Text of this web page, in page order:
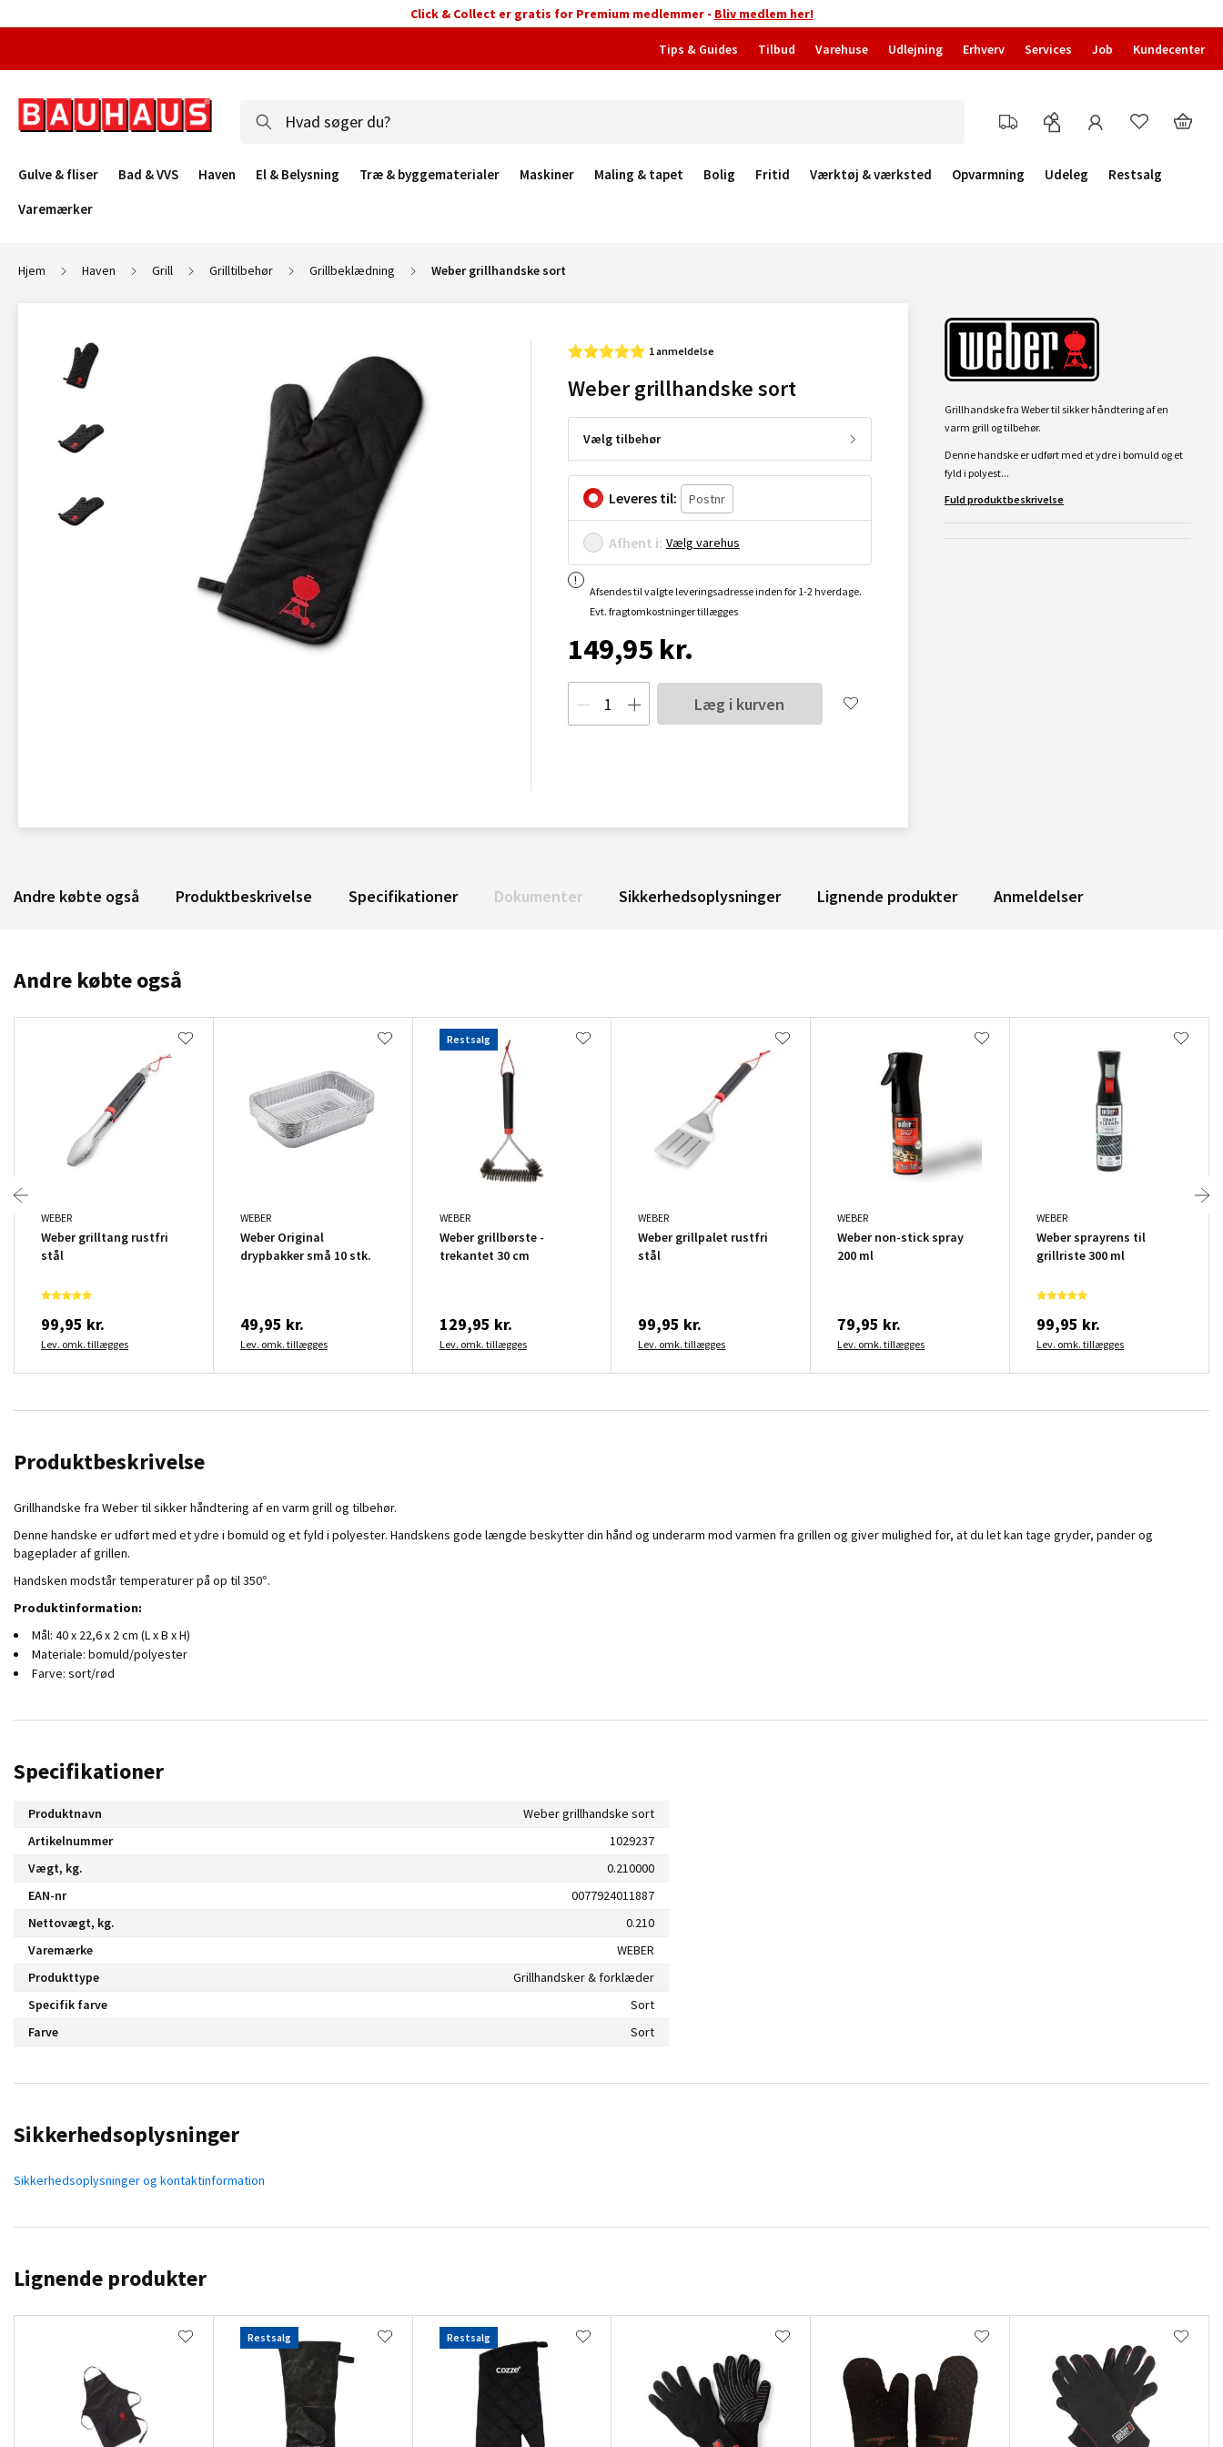
Click & Collect er gratis for Premium medlemmer - Bliv medlem her!
Tips & Guides Tilbud Varehuse Udlejning Erhverv Services Job Kundecenter
Gulve & fliser Bad & VVS Haven El & Belysning Træ & byggematerialer Maskiner Maling & tapet Bolig Fritid Værktøj & værksted Opvarmning Udeleg
Restsalg
Varemærker
Hjem Haven Grill Grilltilbehør Grillbeklædning Weber grillhandske sort
1 anmeldelse
Weber grillhandske sort
Vælg tilbehør
Leveres til:
Afhent i: Vælg varehus
Afsendes til valgte leveringsadresse inden for 1-2 hverdage.
Evt. fragtomkostninger tillægges
149,95 kr.
Læg i kurven
Grillhandske fra Weber til sikker håndtering af en
varm grill og tilbehør.
Denne handske er udført med et ydre i bomuld og et
fyld i polyest...
Fuld produktbeskrivelse
Andre købte også Produktbeskrivelse Specifikationer Dokumenter Sikkerhedsoplysninger Lignende produkter Anmeldelser
Andre købte også
WEBER
Weber grilltang rustfri
stål
99,95 kr.
Lev. omk. tillægges
WEBER
Weber Original
drypbakker små 10 stk.
49,95 kr.
Lev. omk. tillægges
Restsalg
WEBER
Weber grillbørste -
trekantet 30 cm
129,95 kr.
Lev. omk. tillægges
WEBER
Weber grillpalet rustfri
stål
99,95 kr.
Lev. omk. tillægges
WEBER
Weber non-stick spray
200 ml
79,95 kr.
Lev. omk. tillægges
WEBER
Weber sprayrens til
grillriste 300 ml
99,95 kr.
Lev. omk. tillægges
Produktbeskrivelse
Grillhandske fra Weber til sikker håndtering af en varm grill og tilbehør.
Denne handske er udført med et ydre i bomuld og et fyld i polyester. Handskens gode længde beskytter din hånd og underarm mod varmen fra grillen og giver mulighed for, at du let kan tage gryder, pander og
bageplader af grillen.
Handsken modstår temperaturer på op til 350°.
Produktinformation:
Mål: 40 x 22,6 x 2 cm (L x B x H)
Materiale: bomuld/polyester
Farve: sort/rød
Specifikationer
Produktnavn
Weber grillhandske sort
Artikelnummer
1029237
Vægt, kg.
0.210000
EAN-nr
0077924011887
Nettovægt, kg.
0.210
Varemærke
WEBER
Produkttype
Grillhandsker & forklæder
Specifik farve
Sort
Farve
Sort
Sikkerhedsoplysninger
Sikkerhedsoplysninger og kontaktinformation
Lignende produkter
Restsalg Restsalg